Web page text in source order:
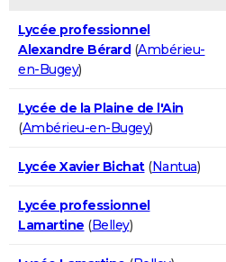
Lycée professionnel
Alexandre Bérard(Ambérieu-
en-Bugey)
Lycée de la Plaine de l'Ain
(Ambérieu-en-Bugey)
Lycée Xavier Bichat(Nantua)
Lycée professionnel
Lamartine (Belley)